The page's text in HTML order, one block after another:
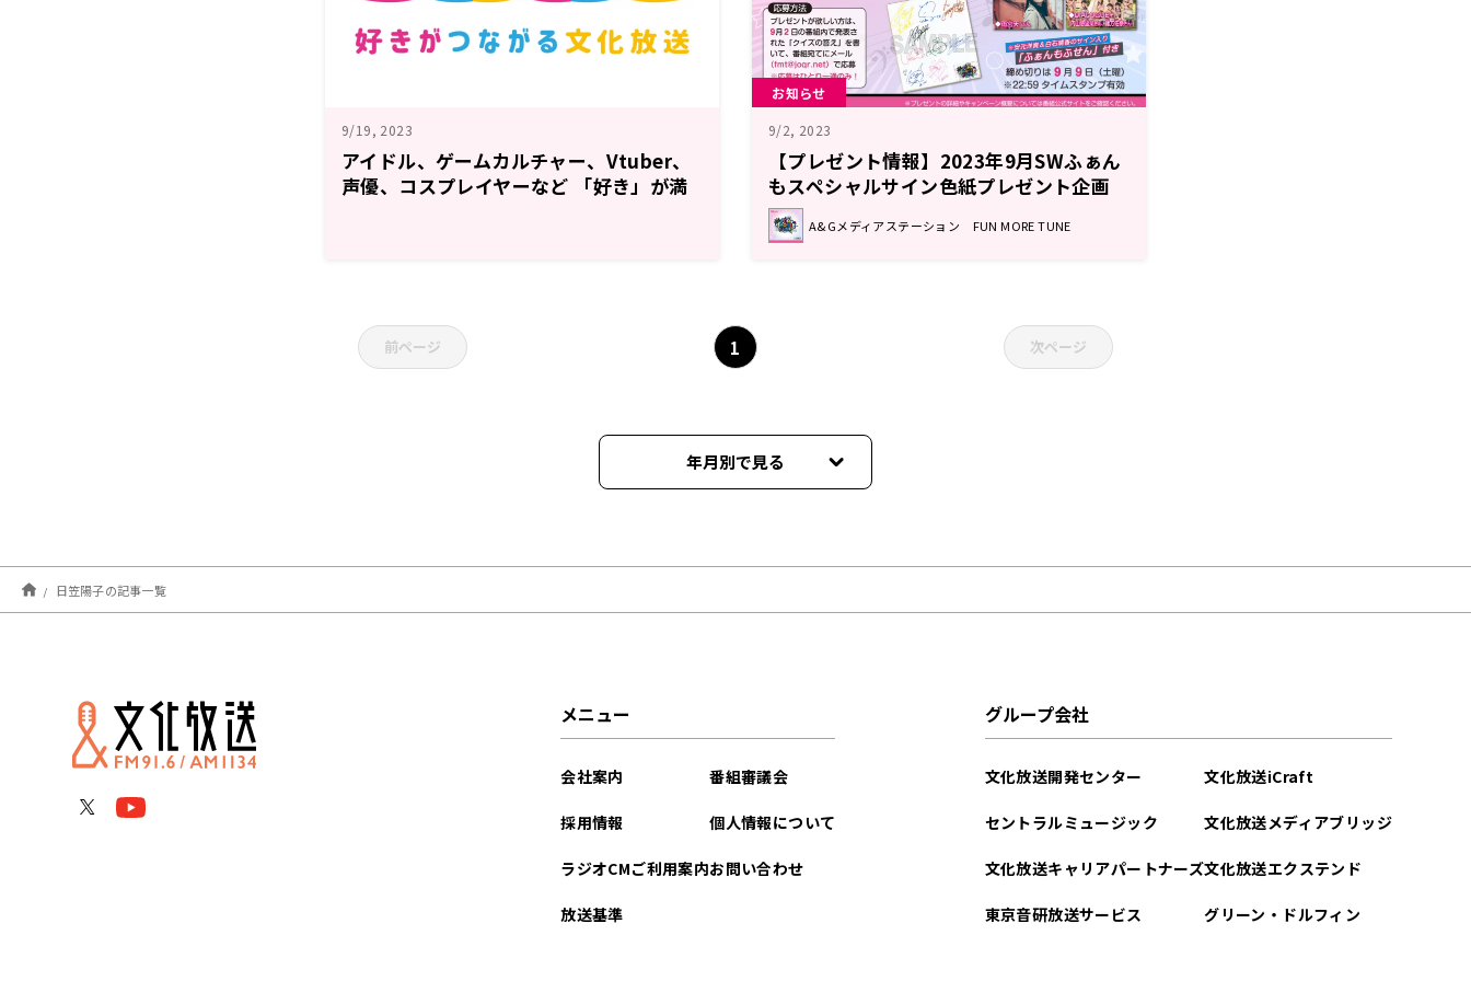
9/19, 2023
アイドル、ゲームカルチャー、Vtuber、
声優、コスプレイヤーなど 「好き」が満
お知らせ
9/2, 2023
【プレゼント情報】2023年9月SWふぁん
もスペシャルサイン色紙プレゼント企画
A&Gメディアステーション FUN MORE TUNE
前ページ 1 次ページ
年月別で見る
2024年07月
2024年06月
日笠陽子の記事一覧
メニュー
会社案内
採用情報
ラジオCMご利用案内
放送基準
番組審議会
個人情報について
お問い合わせ
グループ会社
文化放送開発センター
セントラルミュージック
文化放送キャリアパートナーズ
東京音研放送サービス
文化放送iCraft
文化放送メディアブリッジ
文化放送エクステンド
グリーン・ドルフィン